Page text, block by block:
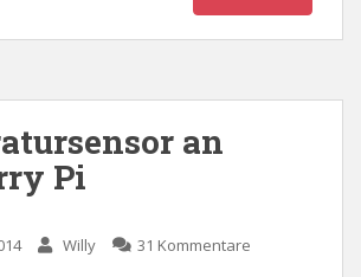
an
Pi
Willy 31 Kommentare